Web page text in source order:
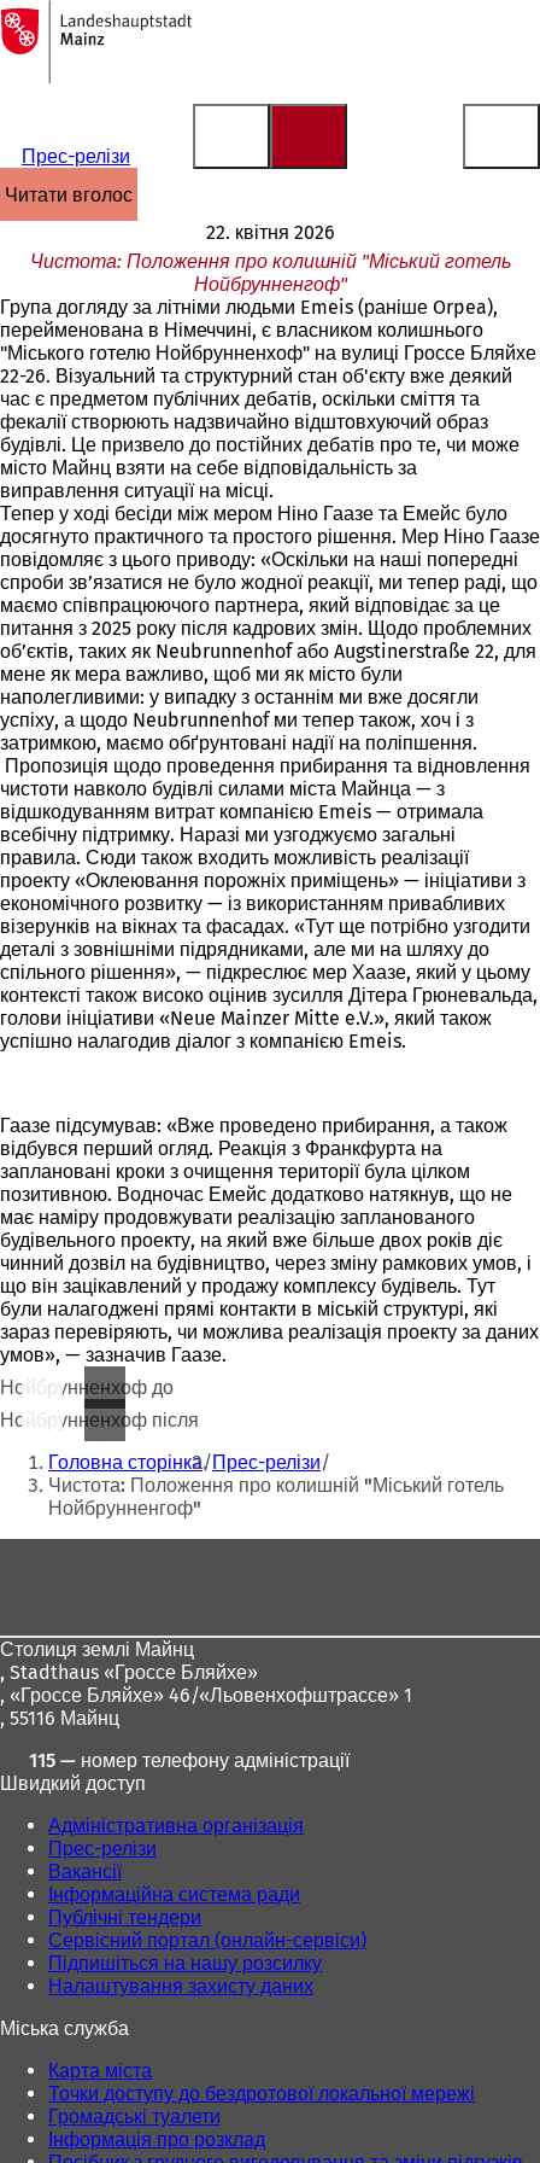
Перейти до змісту
На
головну
сторінку
Прес-релізи
читати вголос
22. квітня 2026
Чистота: Положення про колишній "Міський готель
Нойбрунненгоф"
Група догляду за літніми людьми Emeis (раніше Orpea),
перейменована в Німеччині, є власником колишнього
"Міського готелю Нойбрунненхоф" на вулиці Гроссе Бляйхе
22-26. Візуальний та структурний стан об'єкту вже деякий
час є предметом публічних дебатів, оскільки сміття та
фекалії створюють надзвичайно відштовхуючий образ
будівлі. Це призвело до постійних дебатів про те, чи може
місто Майнц взяти на себе відповідальність за
виправлення ситуації на місці.
Тепер у ході бесіди між мером Ніно Гаазе та Емейс було
досягнуто практичного та простого рішення. Мер Ніно Гаазе
повідомляє з цього приводу: «Оскільки на наші попередні
спроби зв’язатися не було жодної реакції, ми тепер раді, що
маємо співпрацюючого партнера, який відповідає за це
питання з 2025 року після кадрових змін. Щодо проблемних
об’єктів, таких як Neubrunnenhof або Augstinerstraße 22, для
мене як мера важливо, щоб ми як місто були
наполегливими: у випадку з останнім ми вже досягли
успіху, а щодо Neubrunnenhof ми тепер також, хоч і з
затримкою, маємо обґрунтовані надії на поліпшення.
Пропозиція щодо проведення прибирання та відновлення
чистоти навколо будівлі силами міста Майнца — з
відшкодуванням витрат компанією Emeis — отримала
всебічну підтримку. Наразі ми узгоджуємо загальні
правила. Сюди також входить можливість реалізації
проекту «Оклеювання порожніх приміщень» — ініціативи з
економічного розвитку — із використанням привабливих
візерунків на вікнах та фасадах. «Тут ще потрібно узгодити
деталі з зовнішніми підрядниками, але ми на шляху до
спільного рішення», — підкреслює мер Хаазе, який у цьому
контексті також високо оцінив зусилля Дітера Грюневальда,
голови ініціативи «Neue Mainzer Mitte e.V.», який також
успішно налагодив діалог з компанією Emeis.
Гаазе підсумував: «Вже проведено прибирання, а також
відбувся перший огляд. Реакція з Франкфурта на
заплановані кроки з очищення території була цілком
позитивною. Водночас Емейс додатково натякнув, що не
має наміру продовжувати реалізацію запланованого
будівельного проекту, на який вже більше двох років діє
чинний дозвіл на будівництво, через зміну рамкових умов, і
що він зацікавлений у продажу комплексу будівель. Тут
були налагоджені прямі контакти в міській структурі, які
зараз перевіряють, чи можлива реалізація проекту за даних
умов», — зазначив Гаазе.
Нойбрунненхоф до
Нойбрунненхоф після
Ти
тут:
Головна сторінка Прес-релізи
Чистота: Положення про колишній "Міський готель
Нойбрунненгоф"
Столиця землі Майнц
, Stadthaus «Гроссе Бляйхе»
, «Гроссе Бляйхе» 46/«Льовенхофштрассе» 1
, 55116 Майнц
115 — номер телефону адміністрації
Швидкий доступ
Адміністративна організація
Прес-релізи
Вакансії
Інформаційна система ради
Публічні тендери
Сервісний портал (онлайн-сервіси)
Підпишіться на нашу розсилку
Налаштування захисту даних
Міська служба
Карта міста
Точки доступу до бездротової локальної мережі
Громадські туалети
Інформація про розклад